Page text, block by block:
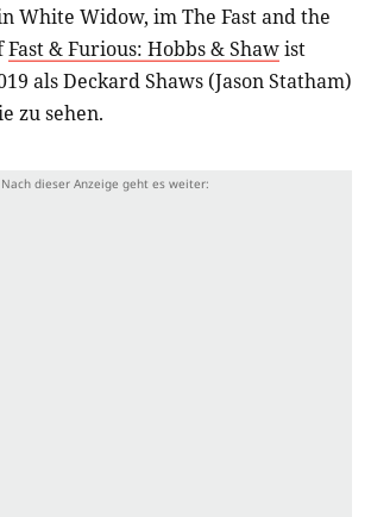
White Widow, im The Fast and the
Fast & Furious: Hobbs & Shawist
als Deckard Shaws (Jason Statham)
zu sehen.